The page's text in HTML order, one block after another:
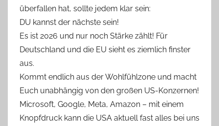
überfallen hat, sollte jedem klar sein:
DU kannst der nächste sein!
Es ist 2026 und nur noch Stärke zählt! Für
Deutschland und die EU sieht es ziemlich finster
aus.
Kommt endlich aus der Wohlfühlzone und macht
Euch unabhängig von den großen US-Konzernen!
Microsoft, Google, Meta, Amazon – mit einem
Knopfdruck kann die USA aktuell fast alles bei uns